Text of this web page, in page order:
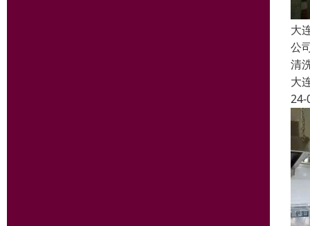
大
公
清
大
24-